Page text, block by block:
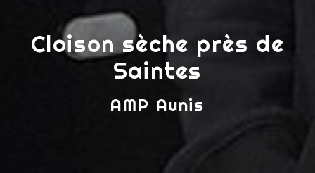
Cloison sèche près de
Saintes
AMP Aunis